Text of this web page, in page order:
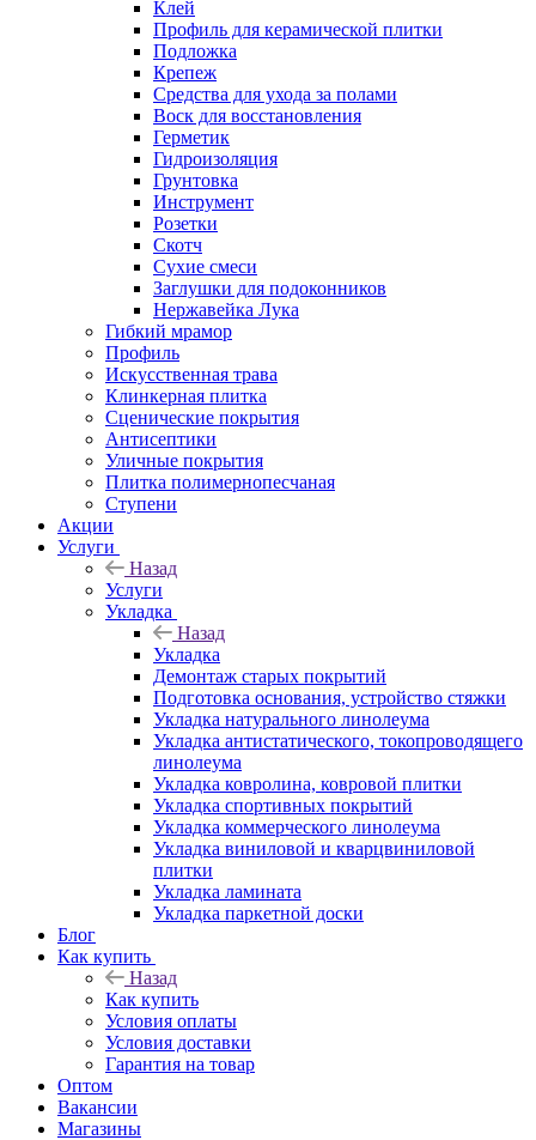
Клей
Профиль для керамической плитки
Подложка
Крепеж
Средства для ухода за полами
Воск для восстановления
Герметик
Гидроизоляция
Грунтовка
Инструмент
Розетки
Скотч
Сухие смеси
Заглушки для подоконников
Нержавейка Лука
Гибкий мрамор
Профиль
Искусственная трава
Клинкерная плитка
Сценические покрытия
Антисептики
Уличные покрытия
Плитка полимернопесчаная
Ступени
Акции
Услуги
Назад
Услуги
Укладка
Назад
Укладка
Демонтаж старых покрытий
Подготовка основания, устройство стяжки
Укладка натурального линолеума
Укладка антистатического, токопроводящего
линолеума
Укладка ковролина, ковровой плитки
Укладка спортивных покрытий
Укладка коммерческого линолеума
Укладка виниловой и кварцвиниловой
плитки
Укладка ламината
Укладка паркетной доски
Блог
Как купить
Назад
Как купить
Условия оплаты
Условия доставки
Гарантия на товар
Оптом
Вакансии
Магазины